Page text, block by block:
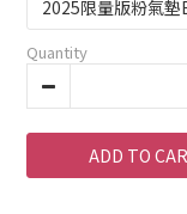
Quantity
ADD TO